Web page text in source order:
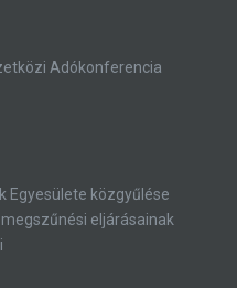
Adókonferencia
Egyesülete közgyűlése
eljárásainak